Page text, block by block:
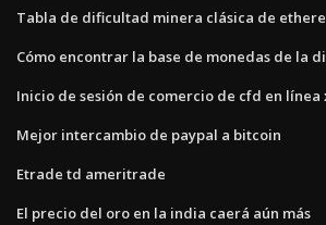
Tabla de dificultad minera clásica de
Cómo encontrar la base de monedas de la
Inicio de sesión de comercio de cfd en línea
Mejor intercambio de paypal a bitcoin
Etrade td ameritrade
El precio del oro en la india caerá aún más